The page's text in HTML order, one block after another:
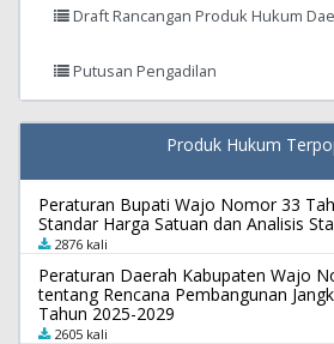
Draft Rancangan Produk Hukum
Putusan Pengadilan
Produk Hukum
Peraturan Bupati Wajo Nomor 33
Standar Harga Satuan dan Analisis
2876 kali
Peraturan Daerah Kabupaten Wajo
tentang Rencana Pembangunan
Tahun 2025-2029
2605 kali